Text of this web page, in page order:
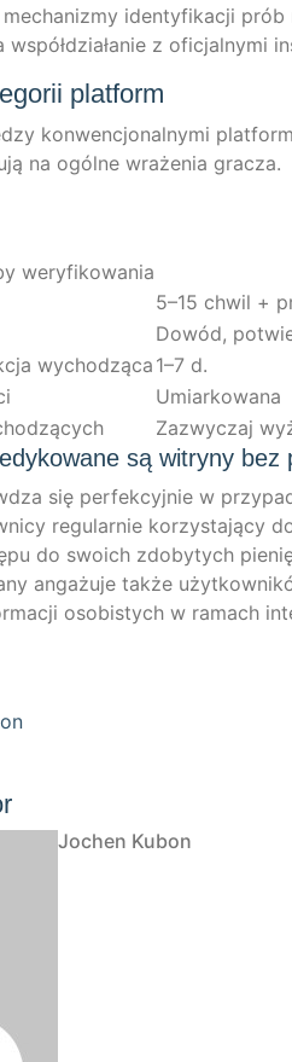
iden­ty­fi­ka­c­ji prób
współd­ziała­nie z ofic­jal­ny­mi
platform
kon­wen­c­jo­nal­ny­mi
na ogól­ne wraże­nia gracza.
weryfikowania
5–15 chwil +
Dowód,
wychodząca1–7 d.
Umi­ar­ko­wa­na
Zazwy­c­zaj
są witryny bez
się per­fek­cy­j­nie w
regu­lar­nie kor­zysta­ją­cy
do swoich zdo­bytych
angażu­je także
oso­bis­tych w ramach
Jochen Kubon